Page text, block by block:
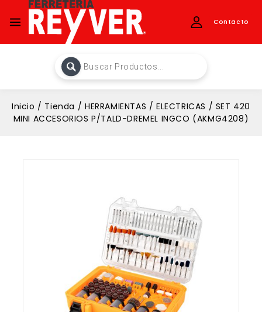
Contacto
Inicio / Tienda / HERRAMIENTAS / ELECTRICAS / SET 420
MINI ACCESORIOS P/TALD-DREMEL INGCO (AKMG4208)